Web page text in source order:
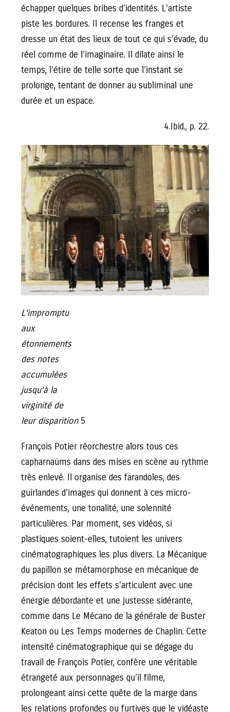
échapper quelques bribes d’identités. L’artiste
piste les bordures. Il recense les franges et
dresse un état des lieux de tout ce qui s’évade, du
réel comme de l’imaginaire. Il dilate ainsi le
temps, l’étire de telle sorte que l’instant se
prolonge, tentant de donner au subliminal une
durée et un espace.
4.Ibid., p. 22.
L’impromptu
aux
étonnements
des notes
accumulées
jusqu’à la
virginité de
leur disparition5
François Potier réorchestre alors tous ces
capharnaüms dans des mises en scène au rythme
très enlevé. Il organise des farandoles, des
guirlandes d’images qui donnent à ces micro-
événements, une tonalité, une solennité
particulières. Par moment, ses vidéos, si
plastiques soient-elles, tutoient les univers
cinématographiques les plus divers. La Mécanique
du papillon se métamorphose en mécanique de
précision dont les effets s’articulent avec une
énergie débordante et une justesse sidérante,
comme dans Le Mécano de la générale de Buster
Keaton ou Les Temps modernes de Chaplin. Cette
intensité cinématographique qui se dégage du
travail de François Potier, confère une véritable
étrangeté aux personnages qu’il filme,
prolongeant ainsi cette quête de la marge dans
les relations profondes ou furtives que le vidéaste